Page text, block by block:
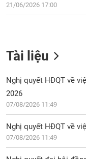
21/06/2026 17:00
Tài liệu
Nghị quyết HĐQT về
2026
07/08/2026 11:49
Nghị quyết HĐQT về
07/08/2026 11:49